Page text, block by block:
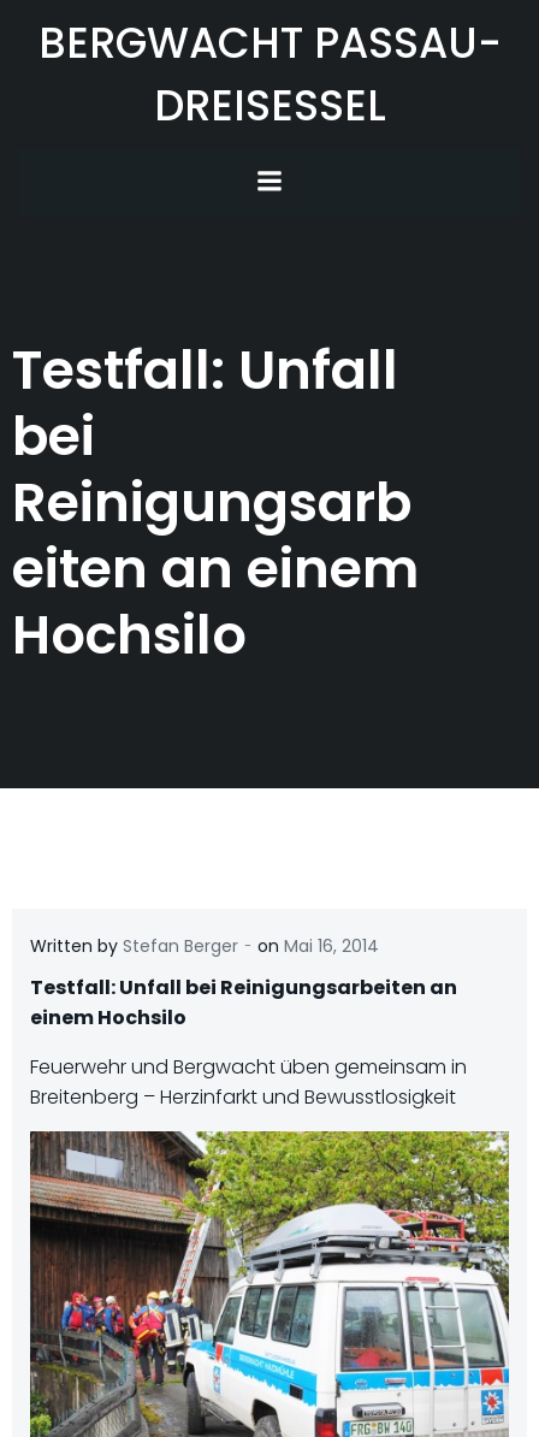
Inhalt
BERGWACHT PASSAU-
DREISESSEL
Testfall: Unfall
bei
Reinigungsarb
eiten an einem
Hochsilo
Written by Stefan Berger - on Mai 16, 2014
Testfall: Unfall bei Reinigungsarbeiten an
einem Hochsilo
Feuerwehr und Bergwacht üben gemeinsam in
Breitenberg – Herzinfarkt und Bewusstlosigkeit